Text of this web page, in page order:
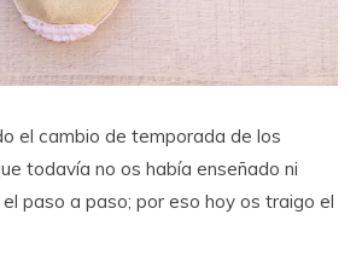
el cambio de temporada de los
todavía no os había enseñado ni
paso a paso; por eso hoy os traigo el